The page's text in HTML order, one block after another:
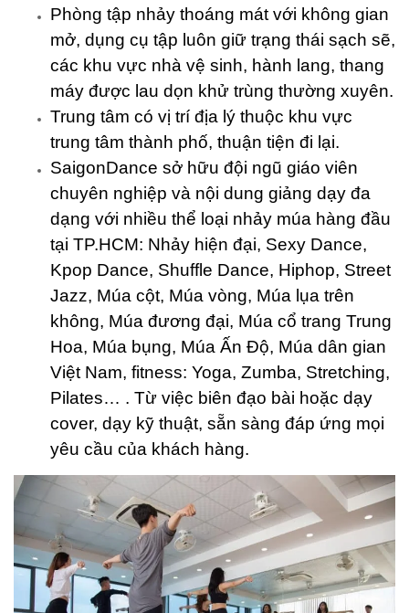
Phòng tập nhảy thoáng mát với không gian
mở, dụng cụ tập luôn giữ trạng thái sạch sẽ,
các khu vực nhà vệ sinh, hành lang, thang
máy được lau dọn khử trùng thường xuyên.
Trung tâm có vị trí địa lý thuộc khu vực
trung tâm thành phố, thuận tiện đi lại.
SaigonDance sở hữu đội ngũ giáo viên
chuyên nghiệp và nội dung giảng dạy đa
dạng với nhiều thể loại nhảy múa hàng đầu
tại TP.HCM: Nhảy hiện đại, Sexy Dance,
Kpop Dance, Shuffle Dance, Hiphop, Street
Jazz, Múa cột, Múa vòng, Múa lụa trên
không, Múa đương đại, Múa cổ trang Trung
Hoa, Múa bụng, Múa Ấn Độ, Múa dân gian
Việt Nam, fitness: Yoga, Zumba, Stretching,
Pilates… . Từ việc biên đạo bài hoặc dạy
cover, dạy kỹ thuật, sẵn sàng đáp ứng mọi
yêu cầu của khách hàng.